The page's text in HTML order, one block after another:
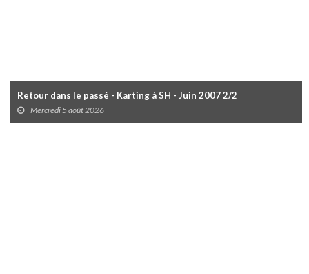
Retour dans le passé - Karting à SH - Juin 2007 2/2
Mercredi 5 août 2026